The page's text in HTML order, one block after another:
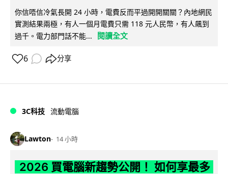
你信唔信冷氣長開 24 小時，電費反而平過開開關關？內地網民
實測結果兩極，有人一個月電費只需 118 元人民幣，有人飆到
過千。電力部門話不能...
閱讀全文
6 分享
3C科技 流動電腦
Lawton 14 小時
2026 買電腦新趨勢公開！ 如何享最多